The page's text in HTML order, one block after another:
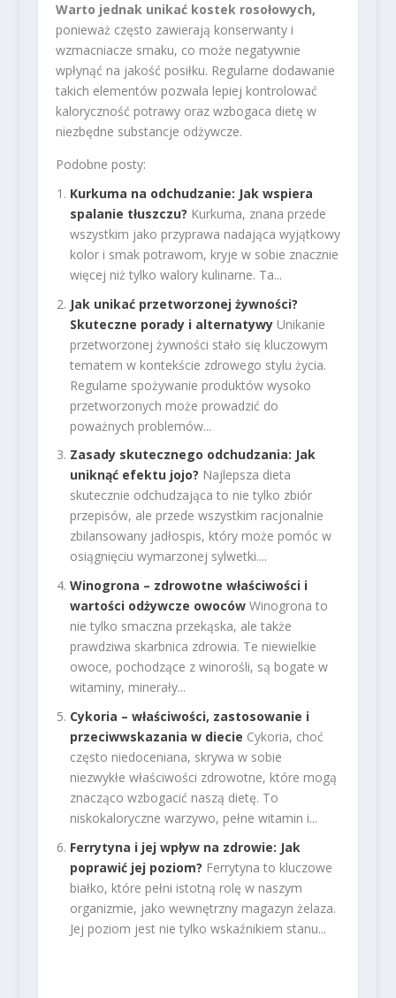
Warto jednak unikać kostek rosołowych,
ponieważ często zawierają konserwanty i
wzmacniacze smaku, co może negatywnie
wpłynąć na jakość posiłku. Regularne dodawanie
takich elementów pozwala lepiej kontrolować
kaloryczność potrawy oraz wzbogaca dietę w
niezbędne substancje odżywcze.
Podobne posty:
Kurkuma na odchudzanie: Jak wspiera
spalanie tłuszczu? Kurkuma, znana przede
wszystkim jako przyprawa nadająca wyjątkowy
kolor i smak potrawom, kryje w sobie znacznie
więcej niż tylko walory kulinarne. Ta...
Jak unikać przetworzonej żywności?
Skuteczne porady i alternatywy Unikanie
przetworzonej żywności stało się kluczowym
tematem w kontekście zdrowego stylu życia.
Regularne spożywanie produktów wysoko
przetworzonych może prowadzić do
poważnych problemów...
Zasady skutecznego odchudzania: Jak
uniknąć efektu jojo? Najlepsza dieta
skutecznie odchudzająca to nie tylko zbiór
przepisów, ale przede wszystkim racjonalnie
zbilansowany jadłospis, który może pomóc w
osiągnięciu wymarzonej sylwetki....
Winogrona – zdrowotne właściwości i
wartości odżywcze owoców Winogrona to
nie tylko smaczna przekąska, ale także
prawdziwa skarbnica zdrowia. Te niewielkie
owoce, pochodzące z winorośli, są bogate w
witaminy, minerały...
Cykoria – właściwości, zastosowanie i
przeciwwskazania w diecie Cykoria, choć
często niedoceniana, skrywa w sobie
niezwykłe właściwości zdrowotne, które mogą
znacząco wzbogacić naszą dietę. To
niskokaloryczne warzywo, pełne witamin i...
Ferrytyna i jej wpływ na zdrowie: Jak
poprawić jej poziom? Ferrytyna to kluczowe
białko, które pełni istotną rolę w naszym
organizmie, jako wewnętrzny magazyn żelaza.
Jej poziom jest nie tylko wskaźnikiem stanu...